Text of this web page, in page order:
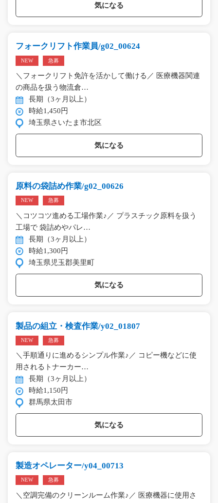
気になる
フォークリフト作業員/g02_00624
NEW 急募
＼フォークリフト免許を活かして働ける／ 医療機器関連
の商品を扱う物流倉…
長期（3ヶ月以上）
時給1,450円
埼玉県さいたま市北区
気になる
原料の袋詰め作業/g02_00626
NEW 急募
＼コツコツ進める工場作業♪／ プラスチック原料を扱う
工場で 袋詰めやパレ…
長期（3ヶ月以上）
時給1,300円
埼玉県児玉郡美里町
気になる
製品の組立・検査作業/y02_01807
NEW 急募
＼手順通りに進めるシンプル作業♪／ コピー機などに使
用されるトナーカー…
長期（3ヶ月以上）
時給1,150円
群馬県太田市
気になる
製造オペレーター/y04_00713
NEW 急募
＼空調完備のクリーンルーム作業♪／ 医療機器に使用さ